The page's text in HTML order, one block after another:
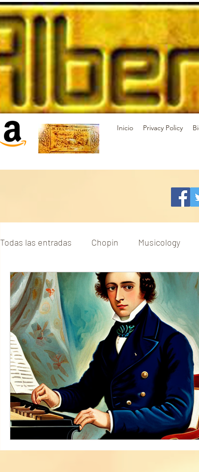
Inicio Privacy Policy
Todas las entradas Chopin Musicology
hochschule für musik leipzig Alte musik
Symphony Felix Maximo Lopez
Articles Félix Máximo López
日本音楽大学 Opera Bastille
Melbourne Opera 音楽学 Critics